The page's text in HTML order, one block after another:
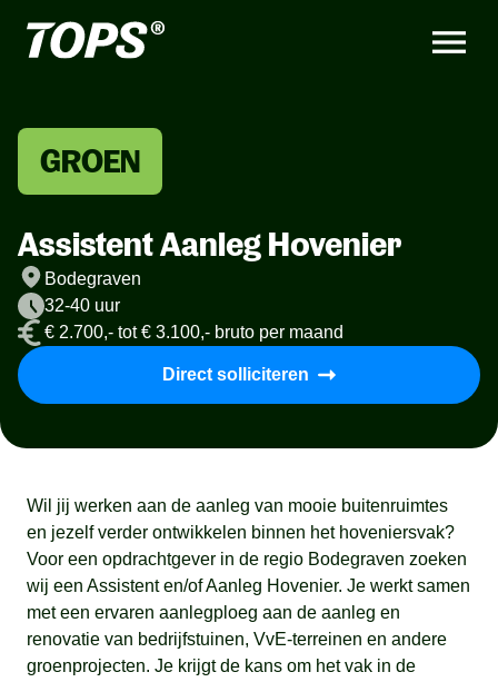
GROEN
Assistent Aanleg Hovenier
Bodegraven
32-40 uur
€ 2.700,- tot € 3.100,- bruto per maand
Direct solliciteren
Wil jij werken aan de aanleg van mooie buitenruimtes
en jezelf verder ontwikkelen binnen het hoveniersvak?
Voor een opdrachtgever in de regio Bodegraven zoeken
wij een Assistent en/of Aanleg Hovenier. Je werkt samen
met een ervaren aanlegploeg aan de aanleg en
renovatie van bedrijfstuinen, VvE-terreinen en andere
groenprojecten. Je krijgt de kans om het vak in de